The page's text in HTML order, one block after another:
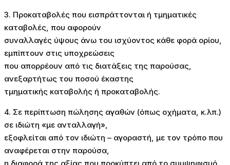
3. Προκαταβολές που εισπράττονται ή τμηματικές
καταβολές, που αφορούν
συναλλαγές ύψους άνω του ισχύοντος κάθε φορά ορίου,
εμπίπτουν στις υποχρεώσεις
που απορρέουν από τις διατάξεις της παρούσας,
ανεξαρτήτως του ποσού έκαστης
τμηματικής καταβολής ή προκαταβολής.
4. Σε περίπτωση πώλησης αγαθών (όπως οχήματα, κ.λπ.)
σε ιδιώτη «με ανταλλαγή»,
εξοφλείται από τον ιδιώτη – αγοραστή, με τον τρόπο που
αναφέρεται στην παρούσα,